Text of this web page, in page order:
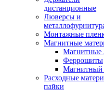
дистанционные
Люверсы и
Монтажные
Магнитные
Магнитные
Феррошиты
Магнитный
Расходные
пайки